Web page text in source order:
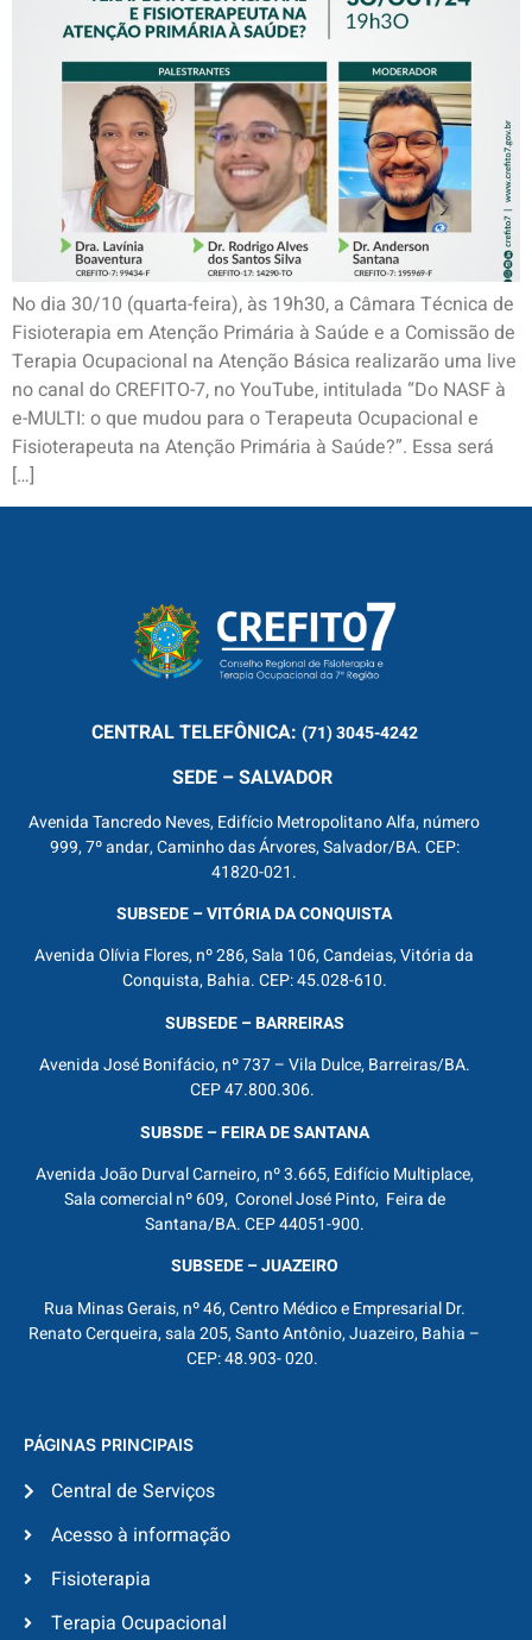
No dia 30/10 (quarta-feira), às 19h30, a Câmara Técnica de
Fisioterapia em Atenção Primária à Saúde e a Comissão de
Terapia Ocupacional na Atenção Básica realizarão uma live
no canal do CREFITO-7, no YouTube, intitulada “Do NASF à
e-MULTI: o que mudou para o Terapeuta Ocupacional e
Fisioterapeuta na Atenção Primária à Saúde?”. Essa será
[…]
CENTRALTELEFÔNICA: (71) 3045-4242
SEDE – SALVADOR
Avenida Tancredo Neves, Edifício Metropolitano Alfa, número
999, 7º andar, Caminho das Árvores, Salvador/BA. CEP:
41820-021.
SUBSEDE – VITÓRIA DA CONQUISTA
Avenida Olívia Flores, nº 286, Sala 106, Candeias, Vitória da
Conquista, Bahia. CEP: 45.028-610.
SUBSEDE – BARREIRAS
Avenida José Bonifácio, nº 737 – Vila Dulce, Barreiras/BA.
CEP 47.800.306.
SUBSDE – FEIRA DE SANTANA
Avenida João Durval Carneiro, nº 3.665, Edifício Multiplace,
Sala comercial nº 609, Coronel José Pinto, Feira de
Santana/BA. CEP 44051-900.
SUBSEDE – JUAZEIRO
Rua Minas Gerais, nº 46, Centro Médico e Empresarial Dr.
Renato Cerqueira, sala 205, Santo Antônio, Juazeiro, Bahia –
CEP: 48.903- 020.
PÁGINAS PRINCIPAIS
Central de Serviços
Acesso à informação
Fisioterapia
Terapia Ocupacional